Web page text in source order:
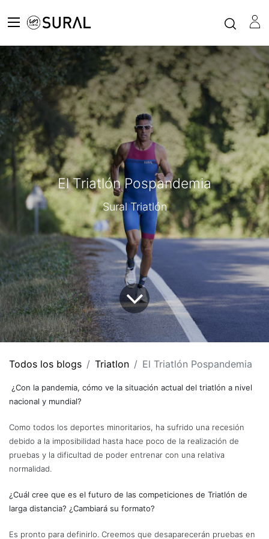
El Triatlón Pospandemia
Sural Triatlón
Todos los blogs Triatlon El Triatlón Pospandemia
¿Con la pandemia, cómo ve la situación actual del triatlón a nivel
nacional y mundial?
Como todos los deportes minoritarios, ha sufrido una recesión
debido a la imposibilidad hasta hace poco de la realización de
pruebas y la dificultad de poder entrenar con una relativa
normalidad.
¿Cuál cree que es el futuro de las competiciones de Triatlón de
larga distancia? ¿Cambiará su formato?
Es pronto para definirlo. Creemos que desaparecerán pruebas en